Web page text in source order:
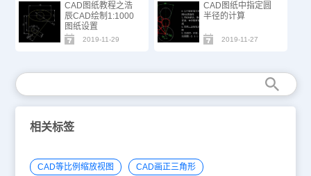
CAD图纸教程之浩
辰CAD绘制1:1000
图纸设置
2019-11-29
CAD图纸中指定圆
半径的计算
2019-11-27
相关标签
CAD等比例缩放视图 CAD画正三角形